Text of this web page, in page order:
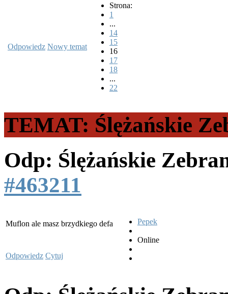
Odpowiedz Nowy temat
Strona:
1
...
14
15
16
17
18
...
22
TEMAT: Ślężańskie
Odp: Ślężańskie
#463211
Muflon ale masz brzydkiego defa Pepek
Online
Odpowiedz Cytuj